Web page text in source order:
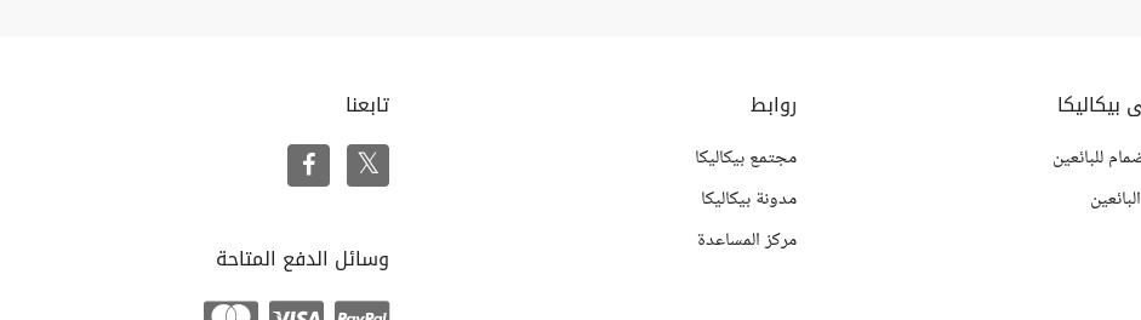
بيكاليكا
للبائعين
روابط
مجتمع بيكاليكا
مدونة بيكاليكا
مركز المساعدة
تابعنا
وسائل الدفع المتاحة